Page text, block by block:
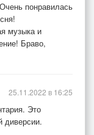
понравилась
музыка и
Браво,
Это
диверсии.
25.11.2022 в 16:25